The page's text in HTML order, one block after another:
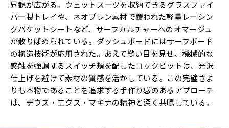
界観が広がる。ウェットスーツを収納できるグラスファイ
バー製トレイや、ネオプレン素材で覆われた軽量レーシン
グバケットシートなど、サーフカルチャーへのオマージュ
が散りばめられている。ダッシュボードにはサーフボード
の構造技術が応用された。あえて縫い目を見せ、機械的な
感触を強調するスイッチ類を配したコックピットは、光沢
仕上げを避けて素材の質感を活かしている。この完璧さよ
りも本物であることを追求する手作り感のあるアプローチ
は、デウス・エクス・マキナの精神と深く共鳴している。